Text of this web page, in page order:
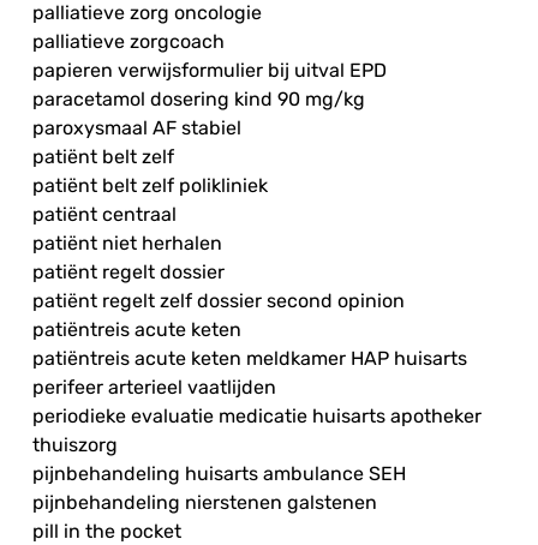
palliatieve zorg oncologie
palliatieve zorgcoach
papieren verwijsformulier bij uitval EPD
paracetamol dosering kind 90 mg/kg
paroxysmaal AF stabiel
patiënt belt zelf
patiënt belt zelf polikliniek
patiënt centraal
patiënt niet herhalen
patiënt regelt dossier
patiënt regelt zelf dossier second opinion
patiëntreis acute keten
patiëntreis acute keten meldkamer HAP huisarts
perifeer arterieel vaatlijden
periodieke evaluatie medicatie huisarts apotheker
thuiszorg
pijnbehandeling huisarts ambulance SEH
pijnbehandeling nierstenen galstenen
pill in the pocket